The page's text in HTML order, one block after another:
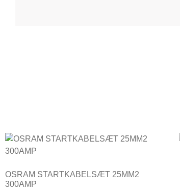
OSRAM STARTKABELSÆT 25MM2
300AMP